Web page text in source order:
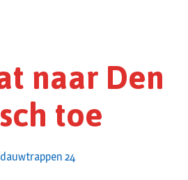
naar Den
toe